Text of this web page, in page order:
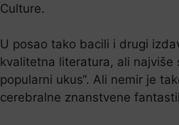
Culture.
U posao tako bacili i drugi
kvalitetna literatura, ali najviše
popularni ukus“. Ali nemir je
cerebralne znanstvene